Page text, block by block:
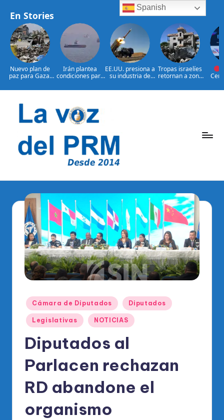
En Stories
Nuevo plan de
paz para Gaza:
UU. a Israel?
Irán plantea
condiciones para
estrecho de
EE.UU. presiona a
su industria de
armamento
Tropas israelíes
retornan a zona
Líbano
contenido
o
di
o
ci
al
el
R
Del
PRM
Publicado
en
Cámara de Diputados Diputados
Legislativas NOTICIAS
Diputados al
Parlacen rechazan
RD abandone el
organismo
Spanish